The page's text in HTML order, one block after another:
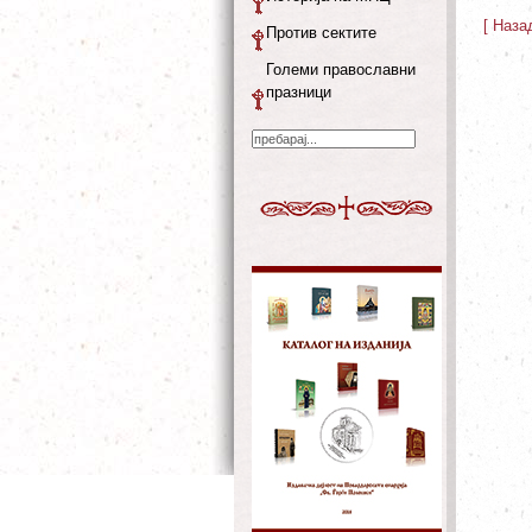
[
Против сектите
Големи православни
празници